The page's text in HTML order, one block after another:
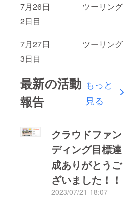
7月26日 ツーリング
2日目
7月27日 ツーリング
3日目
最新の活動
報告
もっと
見る
クラウドファン
ディング目標達
成ありがとうご
ざいました！！
2023/07/21 18:07